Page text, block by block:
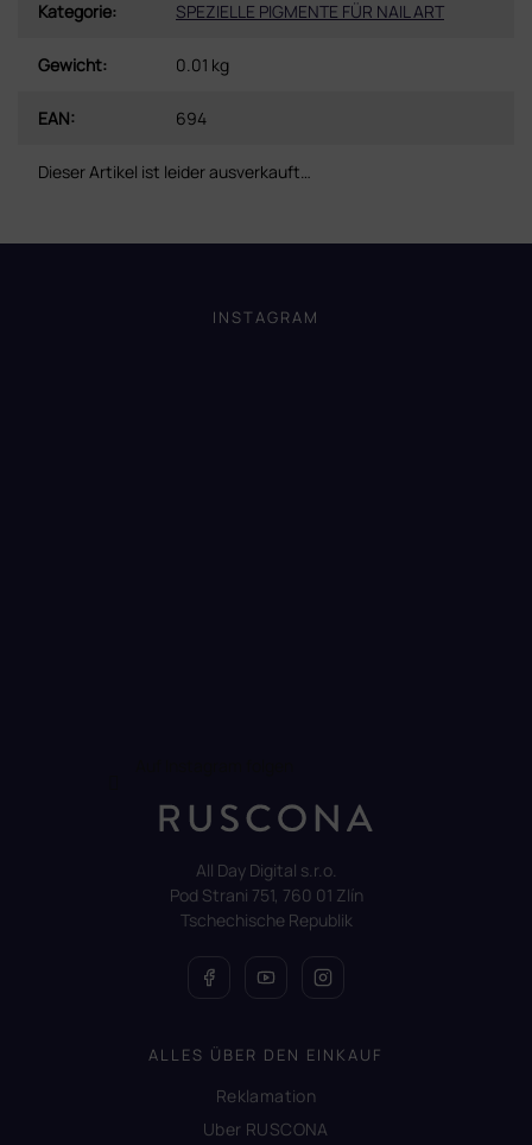
Kategorie: SPEZIELLE PIGMENTE FÜR NAIL ART
Gewicht: 0.01 kg
EAN: 694
Dieser Artikel ist leider ausverkauft…
INSTAGRAM
All Day Digital s.r.o.
Pod Strani 751, 760 01 Zlín
Tschechische Republik
ALLES ÜBER DEN EINKAUF
Reklamation
Uber RUSCONA